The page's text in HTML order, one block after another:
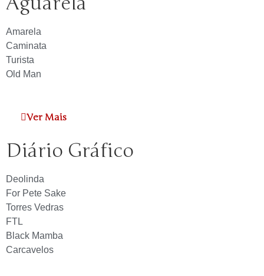
Amarela
Caminata
Turista
Old Man
Ver Mais
Diário Gráfico
Deolinda
For Pete Sake
Torres Vedras
FTL
Black Mamba
Carcavelos